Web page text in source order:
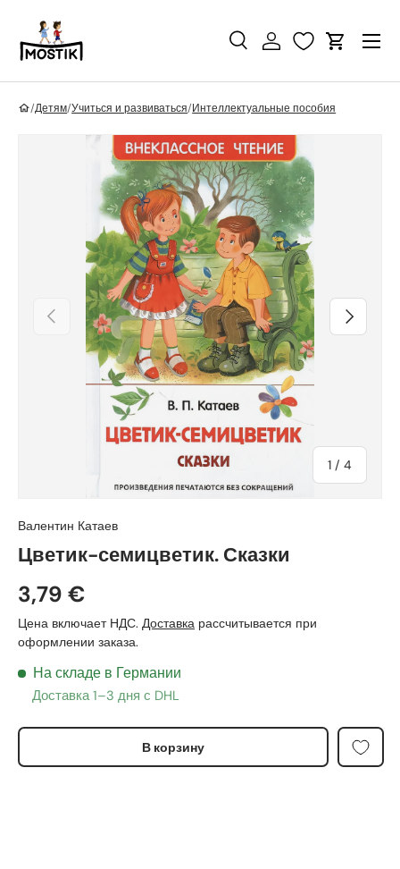
Перейти к контенту
Поиск
ПоискВойти Корзина
/Детям/Учиться и развиваться/Интеллектуальные пособия
Перейти к информации о продукте
Назад
1 / из
4
Вперед
Валентин Катаев
Цветик-семицветик. Сказки
3,79 €
Цена включает НДС. Доставка рассчитывается при
оформлении заказа.
На складе в Германии
Доставка 1–3 дня с DHL
В корзину